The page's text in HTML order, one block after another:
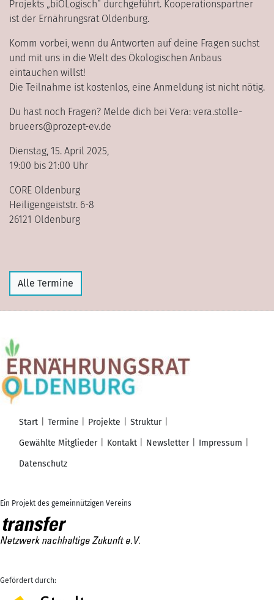
Projekts „biOLogisch“ durchgeführt. Kooperationspartner
ist der Ernährungsrat Oldenburg.
Komm vorbei, wenn du Antworten auf deine Fragen suchst
und mit uns in die Welt des Ökologischen Anbaus
eintauchen willst!
Die Teilnahme ist kostenlos, eine Anmeldung ist nicht nötig.
Du hast noch Fragen? Melde dich bei Vera: vera.stolle-
brueers@prozept-ev.de
Dienstag, 15. April 2025,
19:00 bis 21:00 Uhr
CORE Oldenburg
Heiligengeiststr. 6-8
26121 Oldenburg
Alle Termine
Start Termine Projekte
Struktur
Gewählte Mitglieder
Kontakt Newsletter
Impressum
Datenschutz
Ein Projekt des gemeinnützigen Vereins
Gefördert durch: